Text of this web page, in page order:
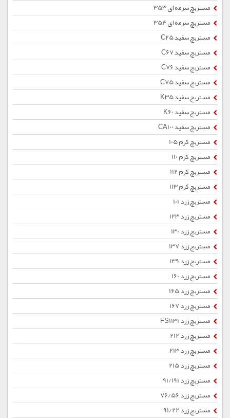
مستربچ سرمه ای 353
مستربچ سرمه ای 354
مستربچ سفید C25
مستربچ سفید C67
مستربچ سفید C76
مستربچ سفید C75
مستربچ سفید K35
مستربچ سفید K60
مستربچ سفید CA100
مستربچ کرم 105
مستربچ کرم 110
مستربچ کرم 112
مستربچ کرم 113
مستربچ زرد 101
مستربچ زرد 123
مستربچ زرد 130
مستربچ زرد 137
مستربچ زرد 139
مستربچ زرد 160
مستربچ زرد 165
مستربچ زرد 167
مستربچ زرد FS1131
مستربچ زرد 212
مستربچ زرد 213
مستربچ زرد 215
مستربچ زرد 91/191
مستربچ زرد 76/56
مستربچ زرد 91/22